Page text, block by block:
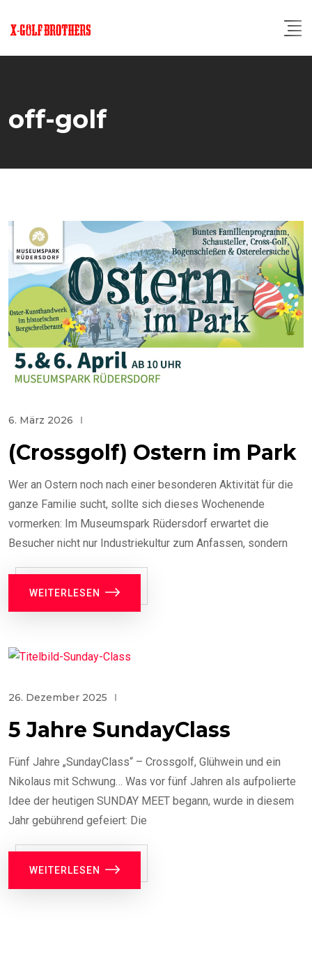
off-golf
6. März 2026
(Crossgolf) Ostern im Park
Wer an Ostern noch nach einer besonderen Aktivität für die
ganze Familie sucht, sollte sich dieses Wochenende
vormerken: Im Museumspark Rüdersdorf erwartet die
Besucher nicht nur Industriekultur zum Anfassen, sondern
WEITERLESEN
26. Dezember 2025
5 Jahre SundayClass
Fünf Jahre „SundayClass“ – Crossgolf, Glühwein und ein
Nikolaus mit Schwung… Was vor fünf Jahren als aufpolierte
Idee der heutigen SUNDAY MEET begann, wurde in diesem
Jahr gebührend gefeiert: Die
WEITERLESEN